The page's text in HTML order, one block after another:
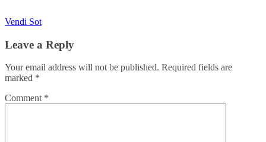
Vendi Sot
Leave a Reply
Your email address will not be published. Required fields are
marked *
Comment *